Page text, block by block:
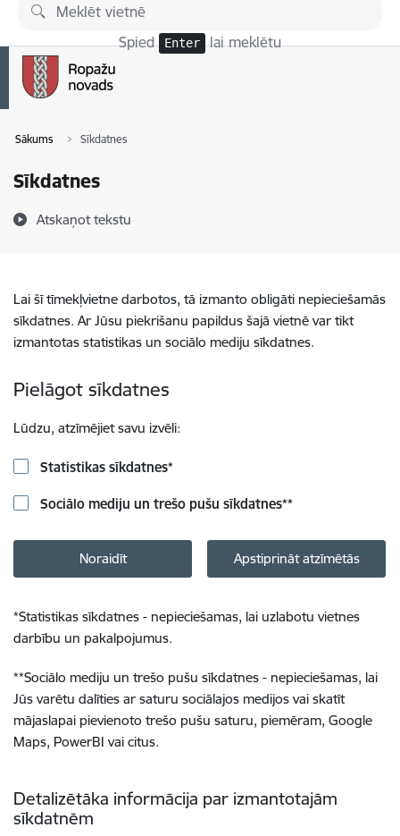
Pāriet uz lapas saturu
Spied Enter lai meklētu
Sākums Sīkdatnes
Sīkdatnes
Atskaņot tekstu
Lai šī tīmekļvietne darbotos, tā izmanto obligāti nepieciešamās
sīkdatnes. Ar Jūsu piekrišanu papildus šajā vietnē var tikt
izmantotas statistikas un sociālo mediju sīkdatnes.
Pielāgot sīkdatnes
Lūdzu, atzīmējiet savu izvēli:
Statistikas sīkdatnes*
Sociālo mediju un trešo pušu sīkdatnes**
Noraidīt Apstiprināt atzīmētās
*Statistikas sīkdatnes - nepieciešamas, lai uzlabotu vietnes
darbību un pakalpojumus.
**Sociālo mediju un trešo pušu sīkdatnes - nepieciešamas, lai
Jūs varētu dalīties ar saturu sociālajos medijos vai skatīt
mājaslapai pievienoto trešo pušu saturu, piemēram, Google
Maps, PowerBI vai citus.
Detalizētāka informācija par izmantotajām
sīkdatnēm